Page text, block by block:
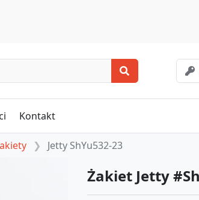
Kontakt
Jetty ShYu532-23
Żakiet Jetty